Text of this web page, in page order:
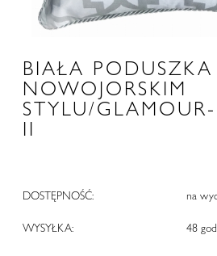
BIAŁA
NOWOJORSKIM
STYLU/
II
DOSTĘPNOŚĆ: na
WYSYŁKA: 48